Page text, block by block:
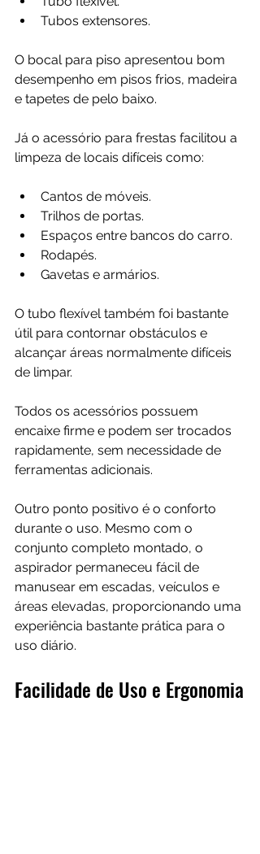
Tubos extensores.
O bocal para piso apresentou bom
desempenho em pisos frios, madeira
e tapetes de pelo baixo.
Já o acessório para frestas facilitou a
limpeza de locais difíceis como:
Cantos de móveis.
Trilhos de portas.
Espaços entre bancos do carro.
Rodapés.
Gavetas e armários.
O tubo flexível também foi bastante
útil para contornar obstáculos e
alcançar áreas normalmente difíceis
de limpar.
Todos os acessórios possuem
encaixe firme e podem ser trocados
rapidamente, sem necessidade de
ferramentas adicionais.
Outro ponto positivo é o conforto
durante o uso. Mesmo com o
conjunto completo montado, o
aspirador permaneceu fácil de
manusear em escadas, veículos e
áreas elevadas, proporcionando uma
experiência bastante prática para o
uso diário.
Facilidade de Uso e Ergonomia